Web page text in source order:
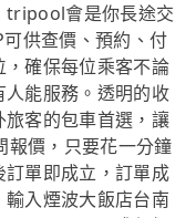
tripool會是你長途交
供查價、預約、付
確保每位乘客不論
能服務。透明的收
客的包車首選，讓
報價，只要花一分鐘
單即成立，訂單成
入煙波大飯店台南